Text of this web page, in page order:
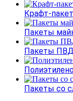
Крафт-
Пакеты
Пакеты
Пакеты со